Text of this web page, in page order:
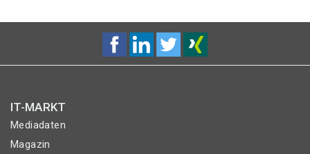
IT-MARKT
Mediadaten
Magazin